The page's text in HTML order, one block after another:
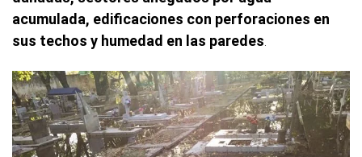
acumulada, edificaciones con perforaciones en
sus techos y humedad en las paredes